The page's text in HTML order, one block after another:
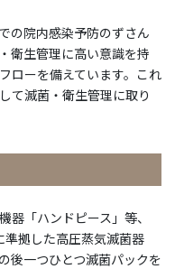
の院内感染予防のずさん
衛生管理に高い意識を持
ローを備えています。これ
て滅菌・衛生管理に取り
「ハンドピース」等、
準拠した高圧蒸気滅菌器
後一つひとつ滅菌パックを